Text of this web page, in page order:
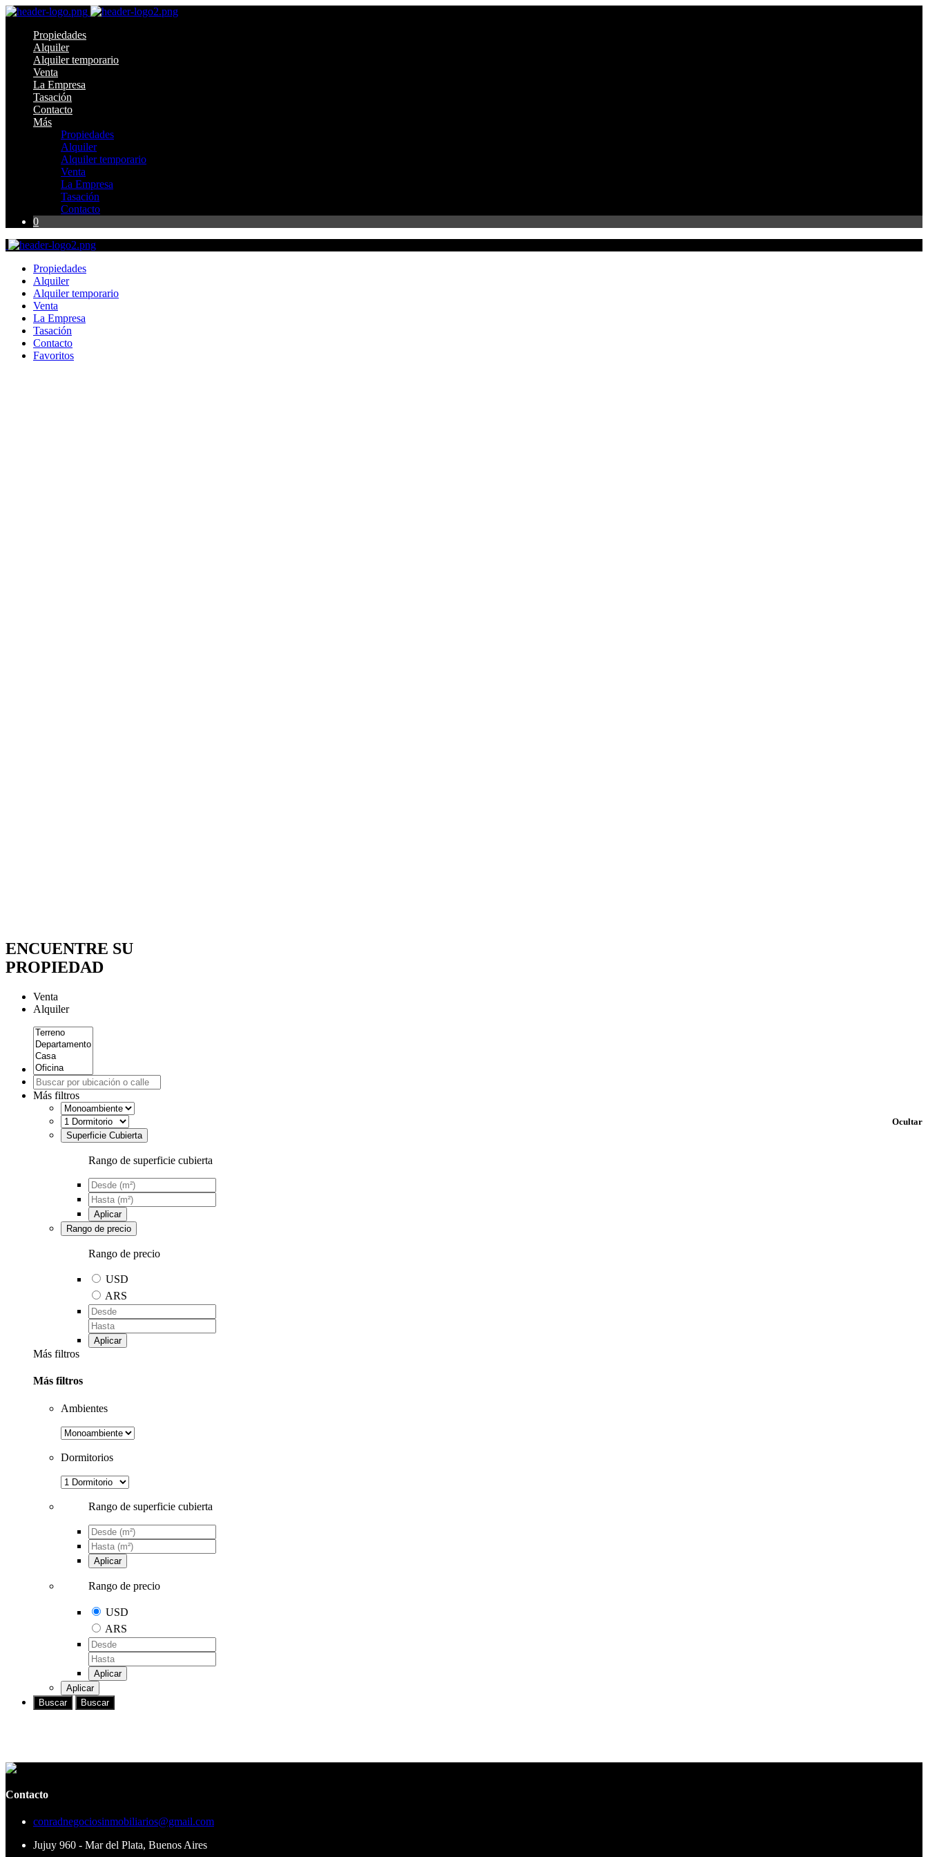
Propiedades
Alquiler
Alquiler temporario
Venta
La Empresa
Tasación
Contacto
Más
Propiedades
Alquiler
Alquiler temporario
Venta
La Empresa
Tasación
Contacto
0
Propiedades
Alquiler
Alquiler temporario
Venta
La Empresa
Tasación
Contacto
Favoritos
ENCUENTRE SU
PROPIEDAD
Venta
Alquiler
Más filtros
Superficie Cubierta
Rango de superficie cubierta
Aplicar
Rango de precio
Rango de precio
USD
ARS
Aplicar
Ocultar
Más filtros
Más filtros
Ambientes
Dormitorios
Rango de superficie cubierta
Aplicar
Rango de precio
USD
ARS
Aplicar
Aplicar
Buscar
Buscar
Contacto
conradnegociosinmobiliarios@gmail.com
Jujuy 960 - Mar del Plata, Buenos Aires